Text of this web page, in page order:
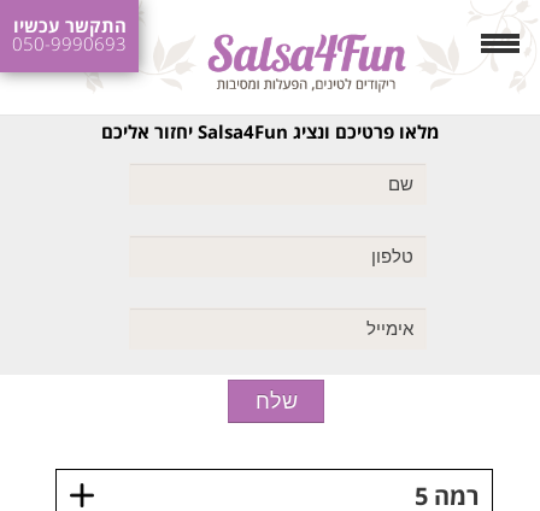
התקשר עכשיו
050-9990693
מלאו פרטיכם ונציג Salsa4Fun יחזור אליכם
רמה 5